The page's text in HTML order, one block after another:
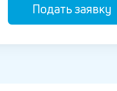
Подать заявку